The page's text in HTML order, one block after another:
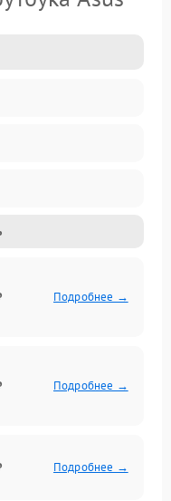
Подробнее →
Подробнее →
Подробнее →